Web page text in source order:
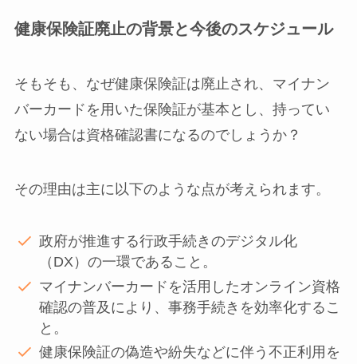
健康保険証廃止の背景と今後のスケジュール
そもそも、なぜ健康保険証は廃止され、マイナン
バーカードを用いた保険証が基本とし、持ってい
ない場合は資格確認書になるのでしょうか？
その理由は主に以下のような点が考えられます。
政府が推進する行政手続きのデジタル化
（DX）の一環であること。
マイナンバーカードを活用したオンライン資格
確認の普及により、事務手続きを効率化するこ
と。
健康保険証の偽造や紛失などに伴う不正利用を